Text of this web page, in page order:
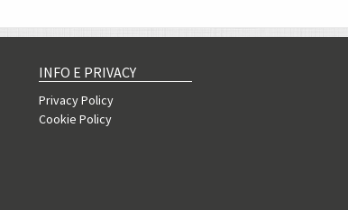
INFO E PRIVACY
Privacy Policy
Cookie Policy